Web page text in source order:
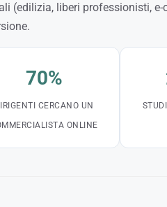
(edilizia, liberi professionisti,
70%
CERCANO UN
ONLINE